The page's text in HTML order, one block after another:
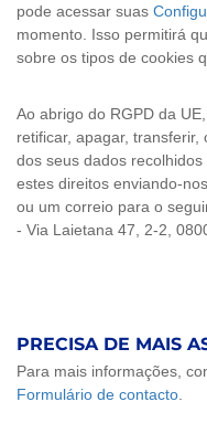
pode acessar suas
momento. Isso permitirá
sobre os tipos de cookies
Ao abrigo do RGPD da
retificar, apagar,
dos seus dados
estes direitos enviando-
ou um correio para o
- Via Laietana 47, 2-2,
PRECISA DE MAIS
Para mais informações,
Formulário de contacto